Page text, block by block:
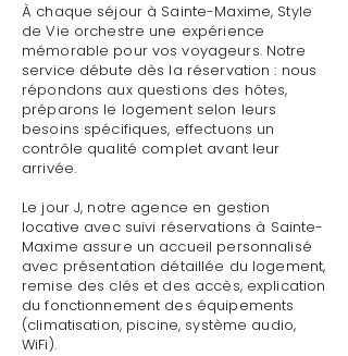
À chaque séjour à Sainte-Maxime, Style
de Vie orchestre une expérience
mémorable pour vos voyageurs. Notre
service débute dès la réservation : nous
répondons aux questions des hôtes,
préparons le logement selon leurs
besoins spécifiques, effectuons un
contrôle qualité complet avant leur
arrivée.
Le jour J, notre agence en gestion
locative avec suivi réservations à Sainte-
Maxime assure un accueil personnalisé
avec présentation détaillée du logement,
remise des clés et des accès, explication
du fonctionnement des équipements
(climatisation, piscine, système audio,
WiFi).